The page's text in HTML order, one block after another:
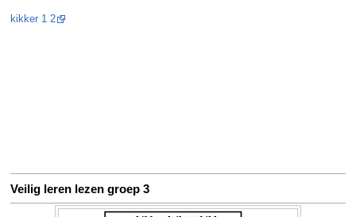
kikker 1 2
Veilig leren lezen groep 3